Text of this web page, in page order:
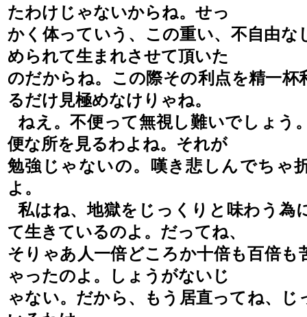
たわけじゃないからね。 せっ
かく体っていう、この重い、不自由な
められて生まれさせて頂いた
のだからね。この際その利点を精一杯
るだけ見極めなけりゃね。
ねえ。不便って無視し難いでしょう
便な所を見るわよね。それが
勉強じゃないの。
嘆き悲しんでちゃ
よ。
私はね、地獄をじっくりと味わう為
て生きているのよ。だってね、
そりゃあ人一倍どころか十倍も百倍も
ゃったのよ。しょうがない じ
ゃない。だから、もう居直ってね、じ